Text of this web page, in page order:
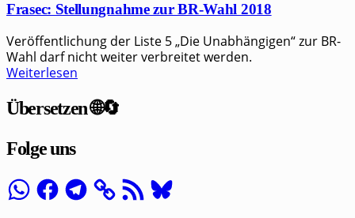
Frasec: Stellungnahme zur BR-Wahl 2018
Ver­öf­fent­li­chung der Lis­te 5 „Die Unab­hän­gi­gen“ zur BR-
Wahl darf nicht wei­ter ver­brei­tet werden.
Weiterlesen
Übersetzen 🌐🔄
Folge uns
WhatsApp
FacebookTelegram RSS-
Feed
Bluesky